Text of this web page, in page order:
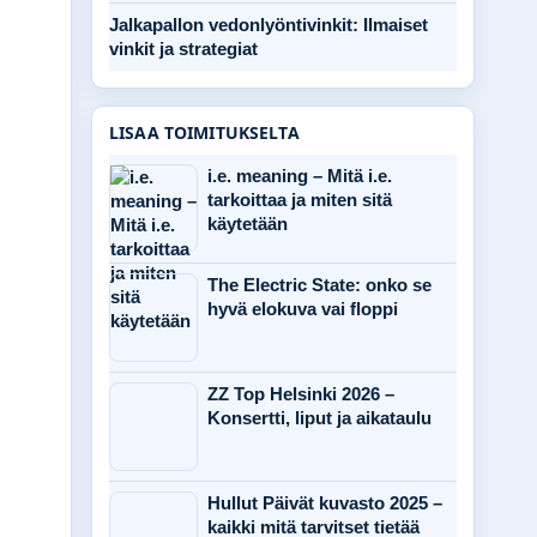
Jalkapallon vedonlyöntivinkit: Ilmaiset
vinkit ja strategiat
LISAA TOIMITUKSELTA
i.e. meaning – Mitä i.e.
tarkoittaa ja miten sitä
käytetään
The Electric State: onko se
hyvä elokuva vai floppi
ZZ Top Helsinki 2026 –
Konsertti, liput ja aikataulu
Hullut Päivät kuvasto 2025 –
kaikki mitä tarvitset tietää